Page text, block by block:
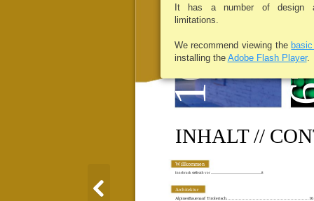
Willkommen
Innsbruck stellt sich vor ........................................................................8
Architektur
AlpinesBauenauf Tirolerisch...........................................................16
INHALT //
16
It has a number of design
limitations.
We recommend viewing the
installing the Adobe Flash Player.